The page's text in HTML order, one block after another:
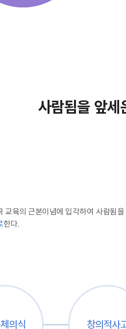
사람됨을 앞
교육의 근본이념에 입각하여 사람됨
한다.
의식 창의적사